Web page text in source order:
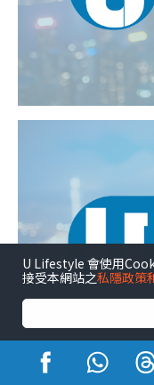
U Lifestyle 會使用
接受本網站之私隱政策